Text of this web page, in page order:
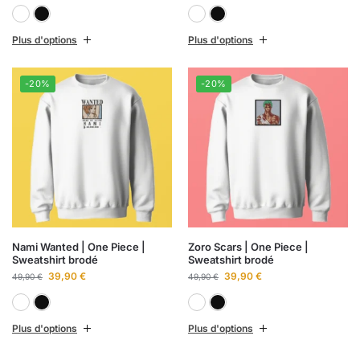
Plus d'options Plus d'options
-20%
Nami Wanted | One Piece |
Sweatshirt brodé
49,90€ 39,90 €
Plus d'options
-20%
Zoro Scars | One Piece |
Sweatshirt brodé
49,90€ 39,90 €
Plus d'options